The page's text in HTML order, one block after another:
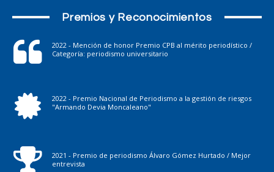
Premios y Reconocimientos
2022 - Mención de honor Premio CPB al mérito periodístico /
Categoría: periodismo universitario
2022 - Premio Nacional de Periodismo a la gestión de riesgos
"Armando Devia Moncaleano"
2021 - Premio de periodismo Álvaro Gómez Hurtado / Mejor
entrevista